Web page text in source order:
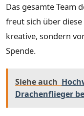
Das gesamte Team
freut sich über
kreative, sondern
Spende.
Siehe auch
Drachenflieger